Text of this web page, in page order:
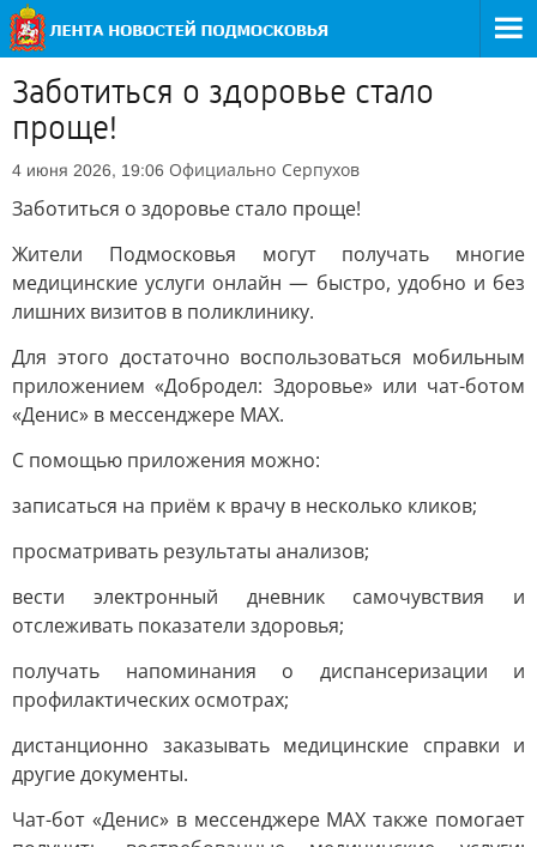
Заботиться о здоровье стало
проще!
4 июня 2026, 19:06 Официально Серпухов
Заботиться о здоровье стало проще!
Жители Подмосковья могут получать многие
медицинские услуги онлайн — быстро, удобно и без
лишних визитов в поликлинику.
Для этого достаточно воспользоваться мобильным
приложением «Добродел: Здоровье» или чат-ботом
«Денис» в мессенджере MAX.
С помощью приложения можно:
записаться на приём к врачу в несколько кликов;
просматривать результаты анализов;
вести электронный дневник самочувствия и
отслеживать показатели здоровья;
получать напоминания о диспансеризации и
профилактических осмотрах;
дистанционно заказывать медицинские справки и
другие документы.
Чат-бот «Денис» в мессенджере MAX также помогает